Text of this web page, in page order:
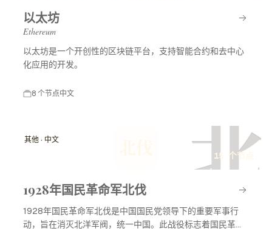
以太坊
Ethereum
以太坊是一个开创性的区块链平台，支持智能合约和去中心
化应用的开发。
8 个节点中文
北
其他 · 中文
15 个节点
1928年国民革命军北伐
1928年国民革命军北伐是中国国民党领导下的重要军事行
动，旨在消灭北洋军阀，统一中国。此战役标志着国民革命